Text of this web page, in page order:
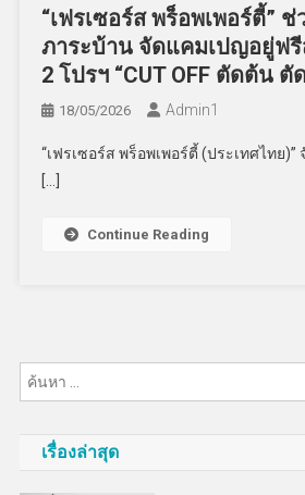
“เฟรเซอร์ส พร็อพเพอร์ตี้”
ภาระบ้าน จัดแคมเปญอยู่ฟรี
2 โปรฯ “CUT OFF ตัดต้น ตั
18/05/2026 Admin​1
“เฟรเซอร์ส พร็อพเพอร์ตี้ (ประเทศไทย)”
[…]
Continue Reading
เรื่องล่าสุด